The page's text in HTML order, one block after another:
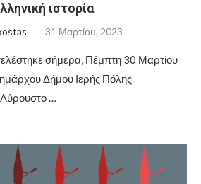
ιστορία
31 Μαρτίου, 2023
σήμερα, Πέμπτη 30 Μαρτίου
Δήμου Ιερής Πόλης
…